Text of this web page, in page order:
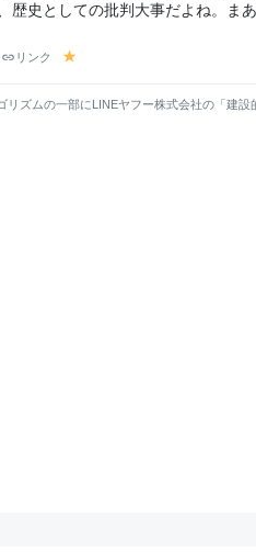
歴史としての批判大事だよね。ま
リンク
lo
リズムの一部にLINEヤフー株式会社の「建